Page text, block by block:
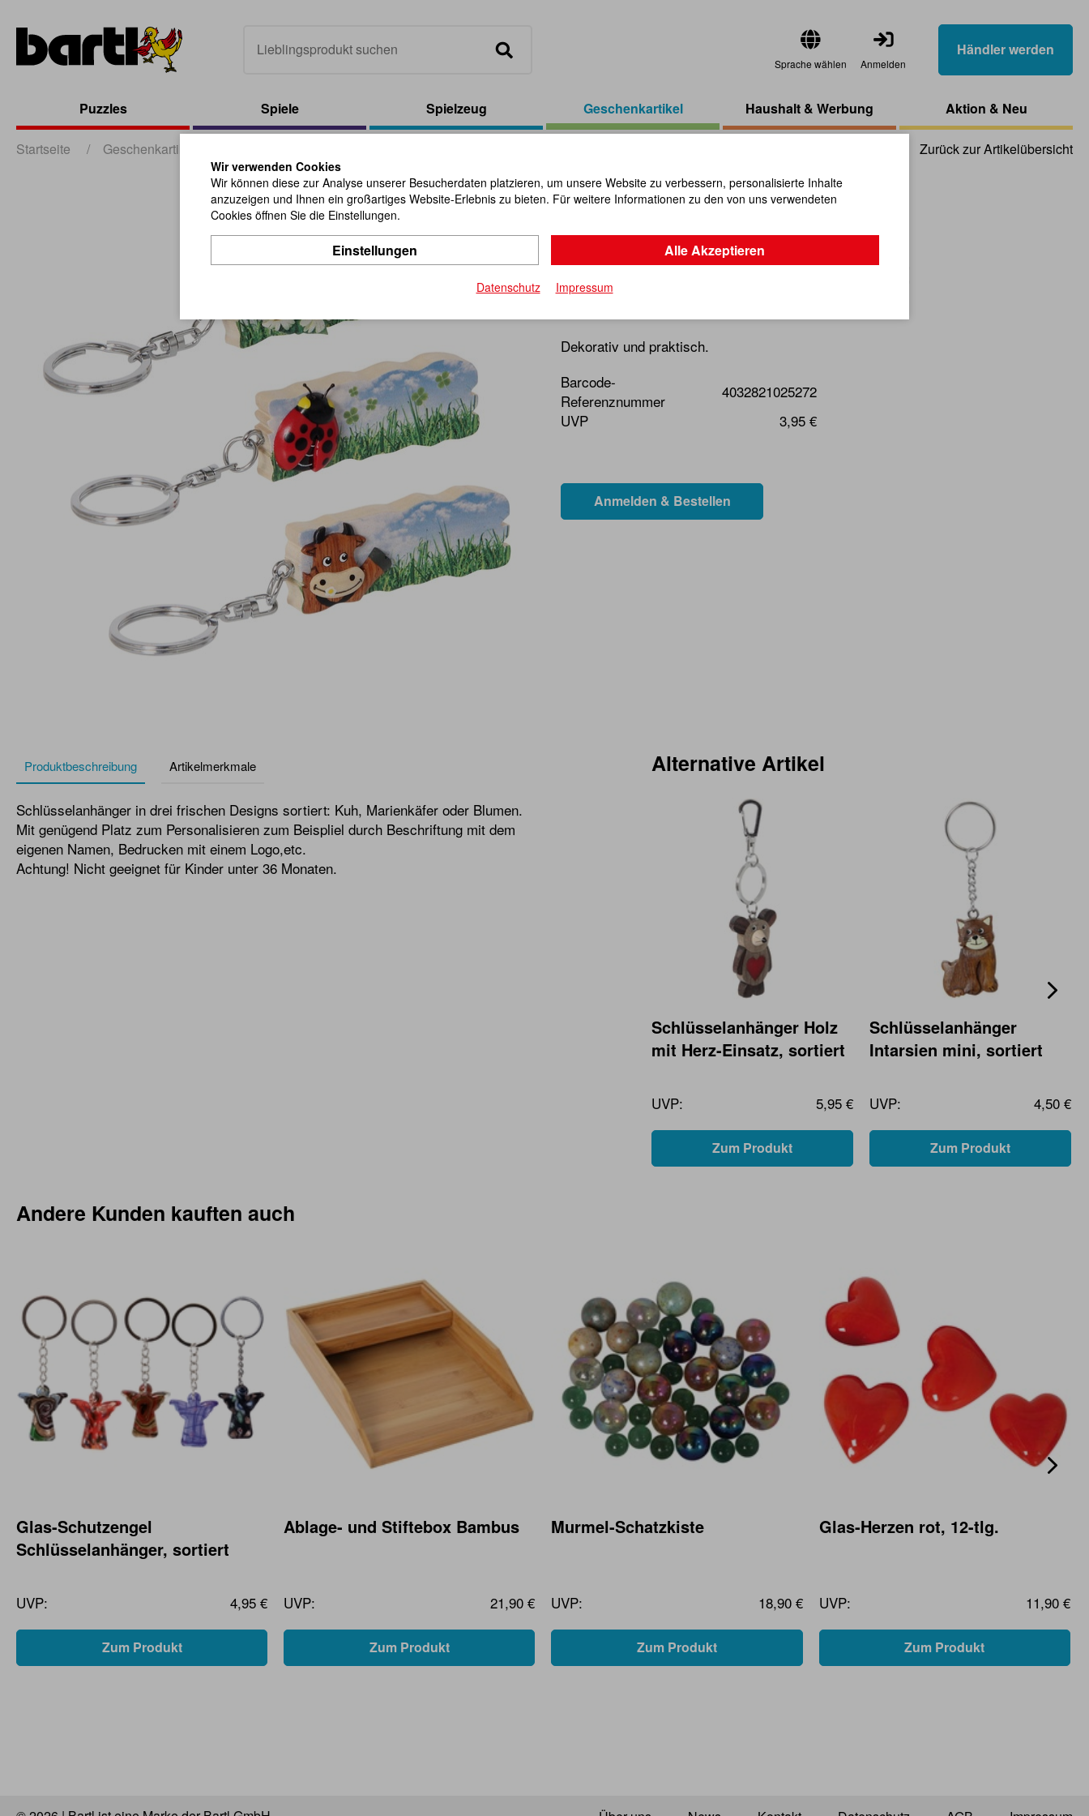
Sprache wählen Anmelden
Händler werden
Puzzles Spiele Spielzeug Geschenkartikel Haushalt & Werbung Aktion & Neu
Startseite / Geschenkartikel Zurück zur Artikelübersicht
Schlüsselanhänger
Sommerwiese, sortiert
Dekorativ und praktisch.
Barcode-
Referenznummer
4032821025272
UVP
3,95 €
Produktbeschreibung Artikelmerkmale
Schlüsselanhänger in drei frischen Designs sortiert: Kuh, Marienkäfer oder Blumen.
Mit genügend Platz zum Personalisieren zum Beispliel durch Beschriftung mit dem
eigenen Namen, Bedrucken mit einem Logo,etc.
Achtung! Nicht geeignet für Kinder unter 36 Monaten.
Alternative Artikel
Schlüsselanhänger Holz
mit Herz-Einsatz, sortiert
UVP: 5,95 €
Zum Produkt
Schlüsselanhänger
Intarsien mini, sortiert
UVP: 4,50 €
Zum Produkt
Andere Kunden kauften auch
Glas-Schutzengel
Schlüsselanhänger, sortiert
UVP: 4,95 €
Zum Produkt
Ablage- und Stiftebox Bambus
UVP: 21,90 €
Zum Produkt
Murmel-Schatzkiste
UVP: 18,90 €
Zum Produkt
Glas-Herzen rot, 12-tlg.
UVP: 11,90 €
Zum Produkt
Wir verwenden Cookies
Wir können diese zur Analyse unserer Besucherdaten platzieren, um unsere Website zu verbessern, personalisierte Inhalte
anzuzeigen und Ihnen ein großartiges Website-Erlebnis zu bieten. Für weitere Informationen zu den von uns verwendeten
Cookies öffnen Sie die Einstellungen.
Einstellungen Alle Akzeptieren
Datenschutz Impressum